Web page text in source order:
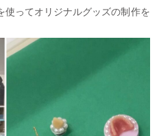
使ってオリジナルグッズの制作を